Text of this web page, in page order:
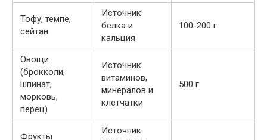
Тофу, темпе,
сейтан
Источник
белка и
кальция
100-200 г
Овощи
(брокколи,
шпинат,
морковь,
перец)
Источник
витаминов,
минералов и
клетчатки
500 г
Фрукты
Источник